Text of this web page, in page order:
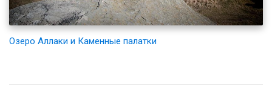
Озеро Аллаки и Каменные палатки